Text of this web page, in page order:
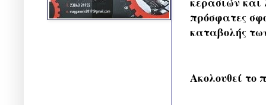
πρόσφατες
καταβολής
Ακολουθεί το